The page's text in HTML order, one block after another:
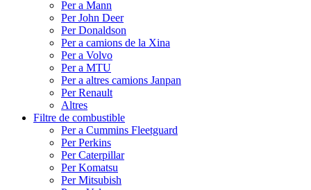
Per a Mann
Per John Deer
Per Donaldson
Per a camions de la Xina
Per a Volvo
Per a MTU
Per a altres camions Janpan
Per Renault
Altres
Filtre de combustible
Per a Cummins Fleetguard
Per Perkins
Per Caterpillar
Per Komatsu
Per Mitsubish